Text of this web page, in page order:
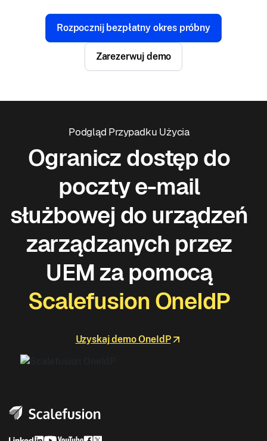
Rozpocznij bezpłatny okres próbny
Zarezerwuj demo
Podgląd Przypadku Użycia
Ogranicz dostęp do
poczty e-mail
służbowej do urządzeń
zarządzanych przez
UEM za pomocą
Scalefusion OneIdP
Uzyskaj demo OneIdP